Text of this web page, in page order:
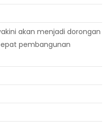
akan menjadi dorongan
pembangunan